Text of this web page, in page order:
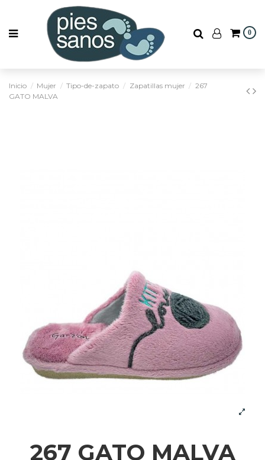
0
Inicio Mujer Tipo-de-zapato Zapatillas mujer
267
GATO MALVA
267 GATO MALVA